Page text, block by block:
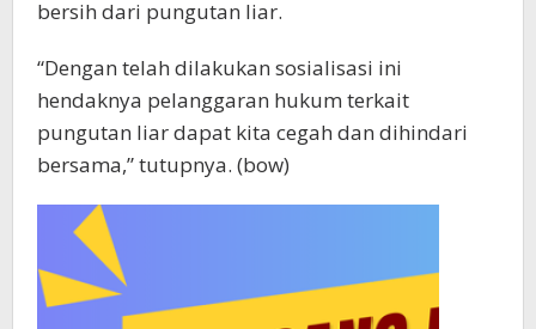
bersih dari pungutan liar.
“Dengan telah dilakukan sosialisasi ini
hendaknya pelanggaran hukum terkait
pungutan liar dapat kita cegah dan dihindari
bersama,” tutupnya. (bow)